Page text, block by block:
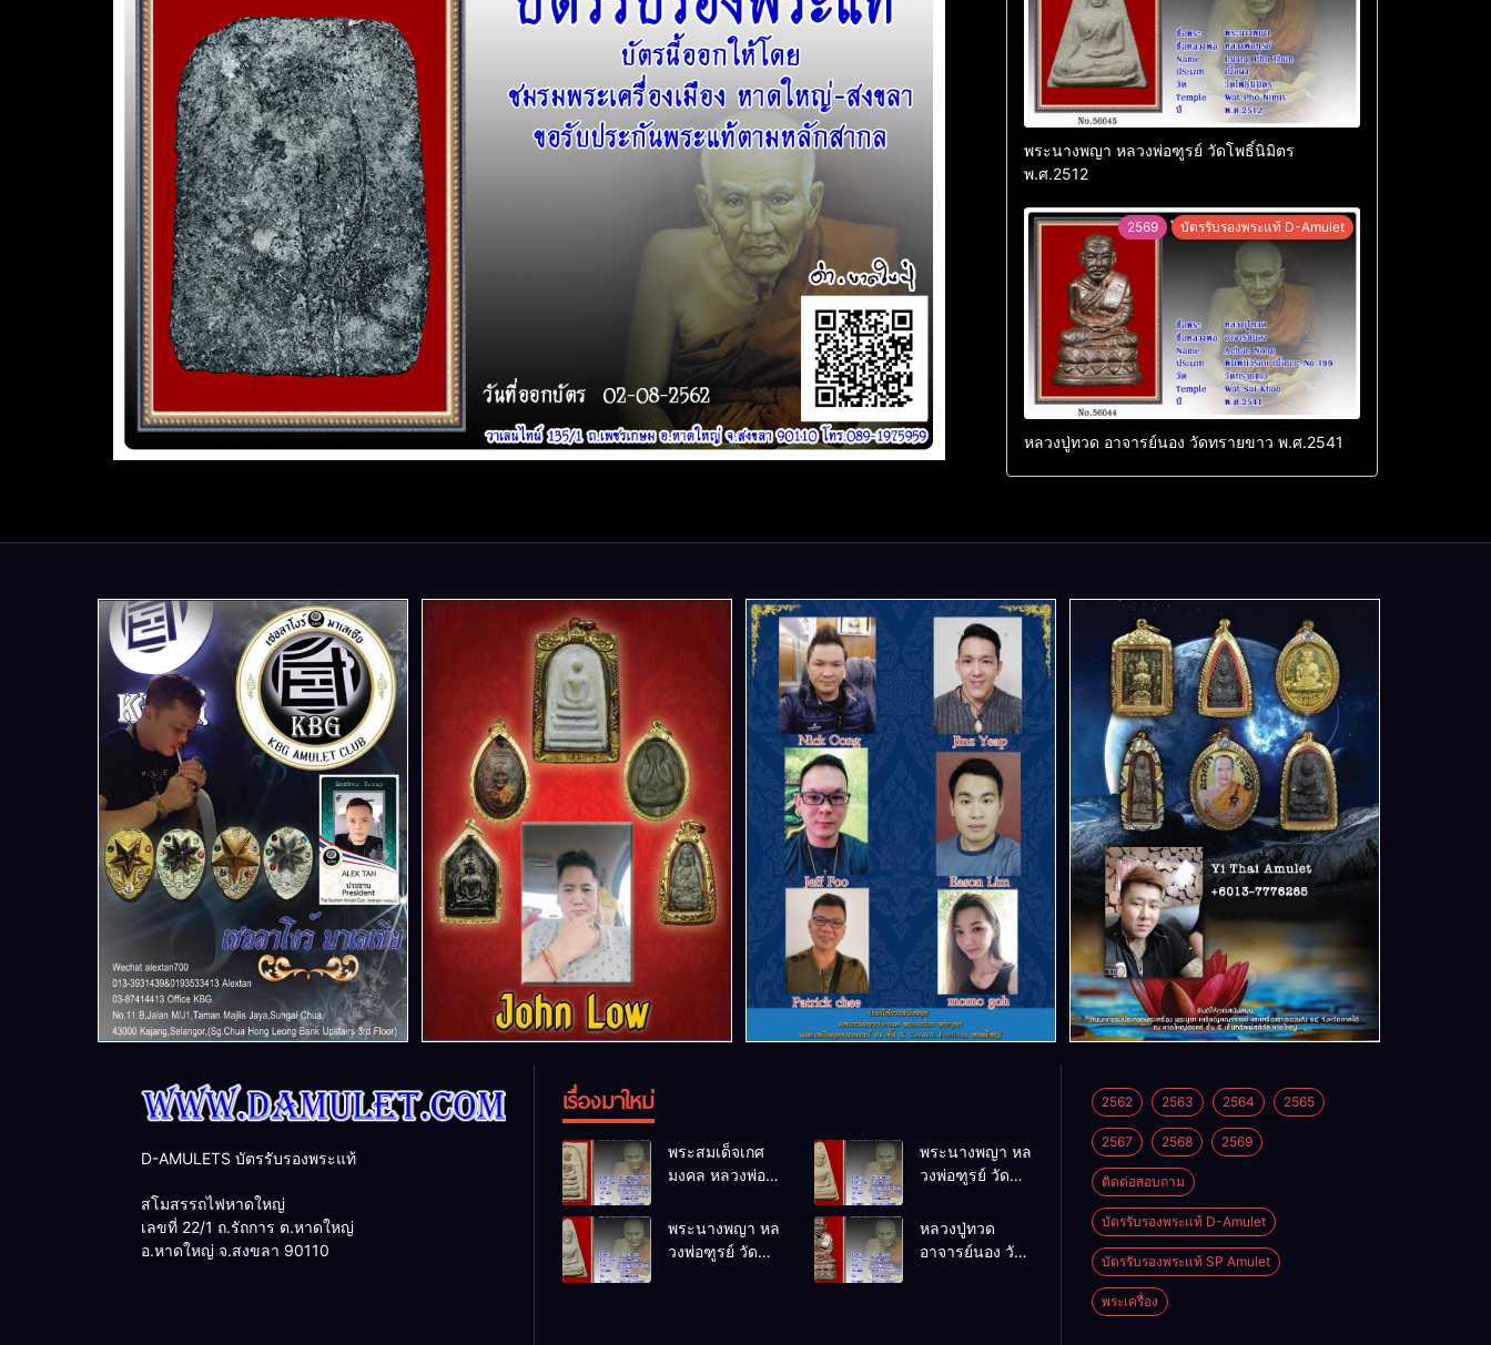
พระนางพญา หลวงพ่อฑูรย์ วัดโพธิ์นิมิตร
พ.ศ.2512
2569 บัตรรับรองพระแท้ D-Amulet
หลวงปู่ทวด อาจารย์นอง วัดทรายขาว พ.ศ.2541
D-AMULETS บัตรรับรองพระแท้
สโมสรรถไฟหาดใหญ่
เลขที่ 22/1 ถ.รัถการ ต.หาดใหญ่
อ.หาดใหญ่ จ.สงขลา 90110
เรื่องมาใหม่
พระสมเด็จเกศ
มงคล หลวงพ่อ
โพธิ์นิมิตร
พ.ศ.2512
พระนางพญา หล
วงพ่อฑูรย์ วัด
พ.ศ.2512
พระนางพญา หล
วงพ่อฑูรย์ วัด
หลวงปู่ทวด
อาจารย์นอง วัด
2562 2563 2564 2565
2567 2568 2569
ติดต่อสอบถาม
บัตรรับรองพระแท้ D-Amulet
บัตรรับรองพระแท้ SP Amulet
พระเครื่อง